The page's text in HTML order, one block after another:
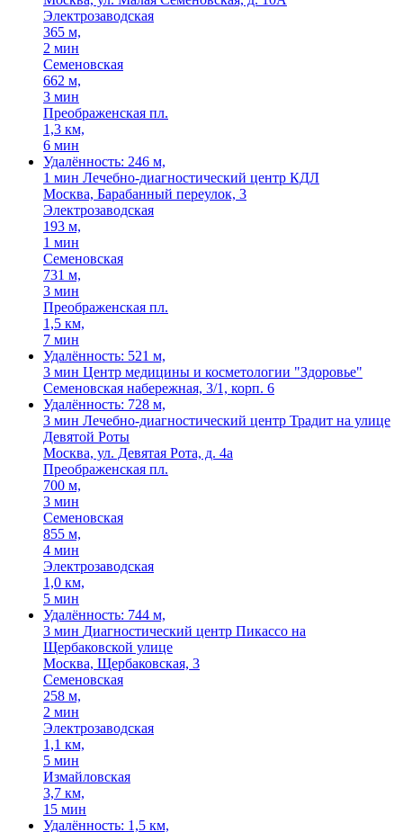
Электрозаводская
365 м,
2 мин
Семеновская
662 м,
3 мин
Преображенская пл.
1,3 км,
6 мин
Удалённость: 246 м,
1 мин Лечебно-диагностический центр КДЛ
Москва, Барабанный переулок, 3
Электрозаводская
193 м,
1 мин
Семеновская
731 м,
3 мин
Преображенская пл.
1,5 км,
7 мин
Удалённость: 521 м,
3 мин Центр медицины и косметологии "Здоровье"
Семеновская набережная, 3/1, корп. 6
Удалённость: 728 м,
3 мин Лечебно-диагностический центр Традит на улице
Девятой Роты
Москва, ул. Девятая Рота, д. 4а
Преображенская пл.
700 м,
3 мин
Семеновская
855 м,
4 мин
Электрозаводская
1,0 км,
5 мин
Удалённость: 744 м,
3 мин Диагностический центр Пикассо на
Щербаковской улице
Москва, Щербаковская, 3
Семеновская
258 м,
2 мин
Электрозаводская
1,1 км,
5 мин
Измайловская
3,7 км,
15 мин
Удалённость: 1,5 км,